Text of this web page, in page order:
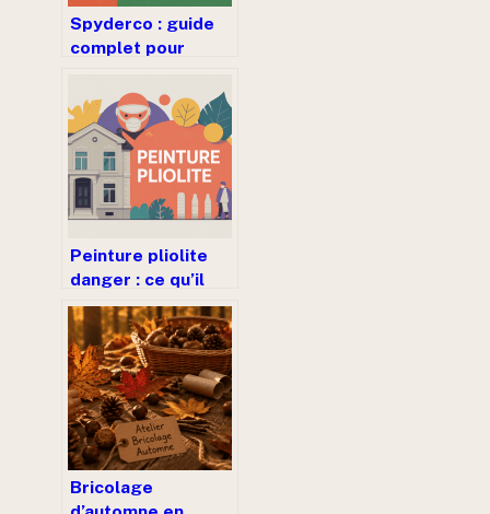
Spyderco : guide
complet pour
meilleurs couteaux
de la marque
Peinture pliolite
danger : ce qu’il
faut vraiment
savoir avant d’en
appliquer
Bricolage